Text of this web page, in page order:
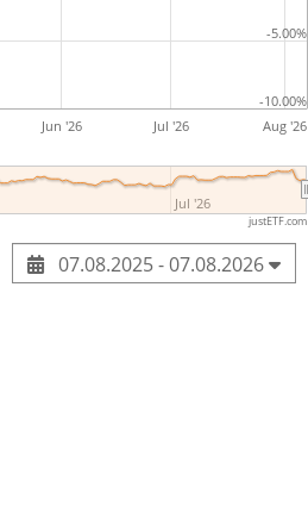
Jun '26 Jul '26 Aug '26
Jul '26
-10.00%
-5.00%
justETF.com
07.08.2025 - 07.08.2026